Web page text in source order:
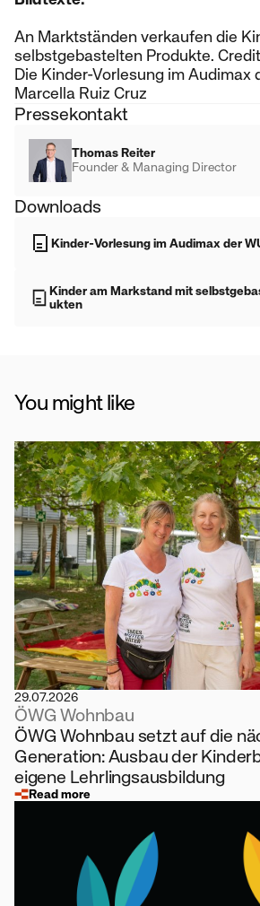
An Marktständen verkaufen die
selbstgebastelten Produkte.
Die Kinder-Vorlesung im Audimax
Marcella Ruiz Cruz
Pressekontakt
Thomas Reiter
Founder & Managing Director
Downloads
Kinder-Vorlesung im Audimax der
Kinder am Markstand mit
ukten
You might like
29.07.2026
ÖWG Wohnbau
ÖWG Wohnbau setzt auf die
Generation: Ausbau der
eigene Lehrlingsausbildung
Read more